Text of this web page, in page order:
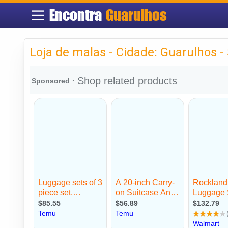
EncontraGuarulhos
Loja de malas - Cidade: Guarulhos -